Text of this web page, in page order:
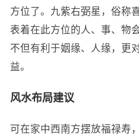
方位了。九紫右弼星，俗称
表着在此方位的人、事、物
不但有利于姻缘、人缘，更
益。
风水布局建议
可在家中西南方摆放福禄寿